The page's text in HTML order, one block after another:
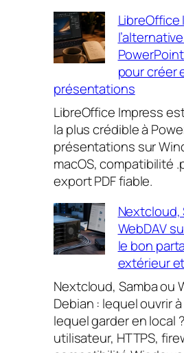
LibreOffice
pour créer
présentations
LibreOffice Impress
la plus crédible à
présentations sur
macOS, compatibilité
export PDF fiable.
Nextcloud,
WebDAV
le bon
extérieur
Nextcloud, Samba ou
Debian : lequel ouvrir à
lequel garder en local
utilisateur, HTTPS,